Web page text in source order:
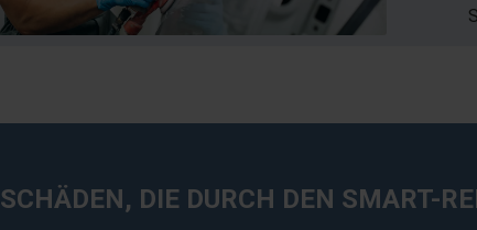
SCHÄDEN, DIE DURCH DEN SMART-